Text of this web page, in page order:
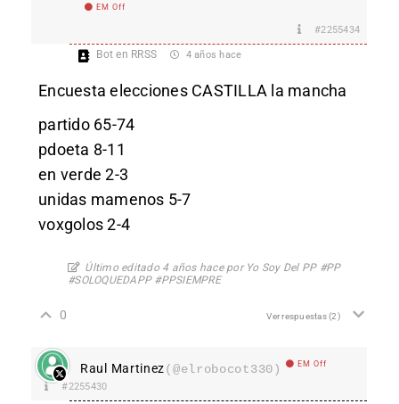
EM Off
#2255434
Bot en RRSS 4 años hace
Encuesta elecciones CASTILLA la mancha
partido 65-74
pdoeta 8-11
en verde 2-3
unidas mamenos 5-7
voxgolos 2-4
Último editado 4 años hace por Yo Soy Del PP #PP
#SOLOQUEDAPP #PPSIEMPRE
0 Ver respuestas(2)
Raul Martinez(@elrobocot330) EM Off
#2255430